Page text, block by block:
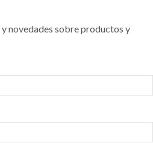
novedades sobre productos y